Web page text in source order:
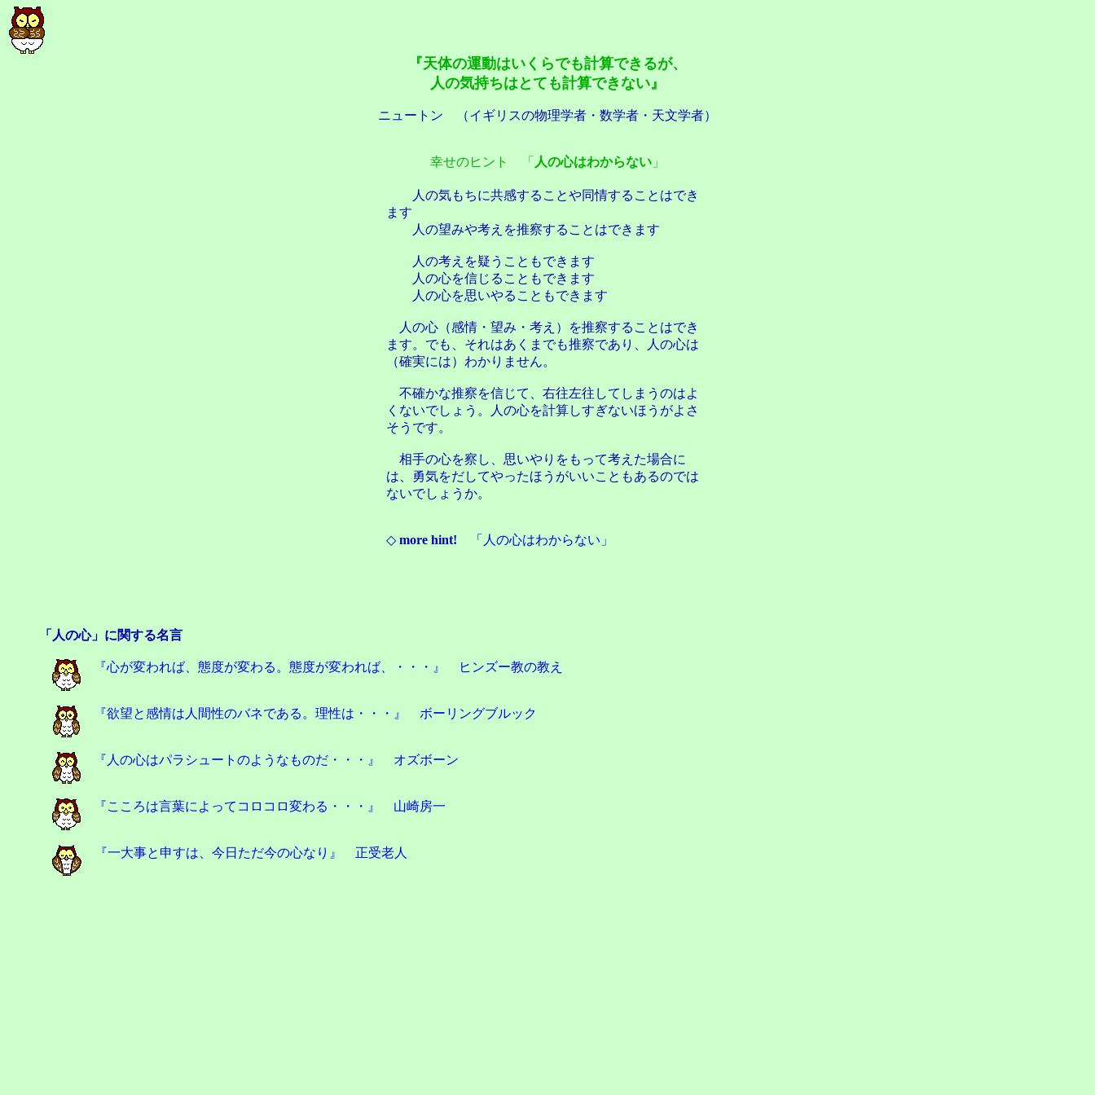
『天体の運動はいくらでも計算できるが、
人の気持ちはとても計算できない』
ニュートン （イギリスの物理学者・数学者・天文学者）
幸せのヒント 「 人の心はわからない 」
人の気もちに共感することや同情することはでき
ます
人の望みや考えを推察することはできます
人の考えを疑うこともできます
人の心を信じることもできます
人の心を思いやることもできます
人の心（感情・望み・考え）を推察することはでき
ます。でも、それはあくまでも推察であり、人の心は
（確実には）わかりません。
不確かな推察を信じて、右往左往してしまうのはよ
くないでしょう。人の心を計算しすぎないほうがよさ
そうです。
相手の心を察し、思いやりをもって考えた場合に
は、勇気をだしてやったほうがいいこともあるのでは
ないでしょうか。
◇ more hint! 「 人の心はわからない 」
「人の心」に関する名言
『心が変われば、態度が変わる。態度が変われば、・・・』 ヒンズー教の教え
『欲望と感情は人間性のバネである。理性は・・・』 ボーリングブルック
『人の心はパラシュートのようなものだ・・・』 オズボーン
『こころは言葉によってコロコロ変わる・・・』 山崎房一
『一大事と申すは、今日ただ今の心なり』 正受老人